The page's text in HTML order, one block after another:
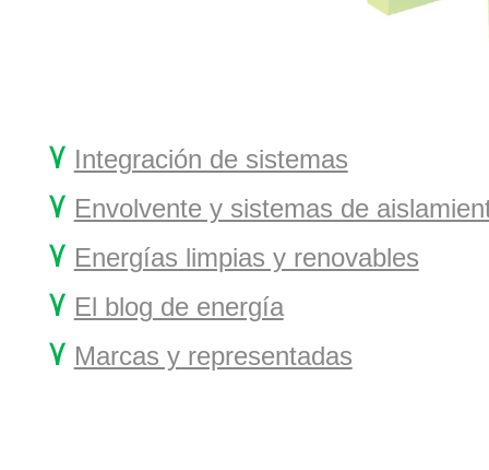
۷ Integración de sistemas
۷ Envolvente y sistemas de
۷ Energías limpias y renovables
۷ El blog de energía
۷ Marcas y representadas